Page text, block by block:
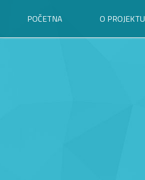
POČETNA O PROJEKTU